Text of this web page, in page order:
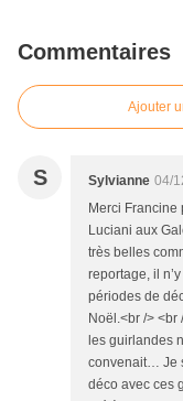
Commentaires
Ajouter
S Sylvianne 04/
Merci Francine
Luciani aux
très belles
reportage, il
périodes de
Noël.<br />
les guirlandes
convenait… Je
déco avec ces